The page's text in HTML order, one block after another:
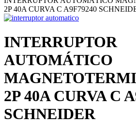
2P 40A CURVA C A9F79240
INTERRUPTOR
AUTOMÁTICO
2P 40A CURVA C
SCHNEIDER